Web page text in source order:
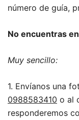
número de guía,
No encuentras
Muy sencillo:
1. Envíanos una
0988583410 o al
responderemos